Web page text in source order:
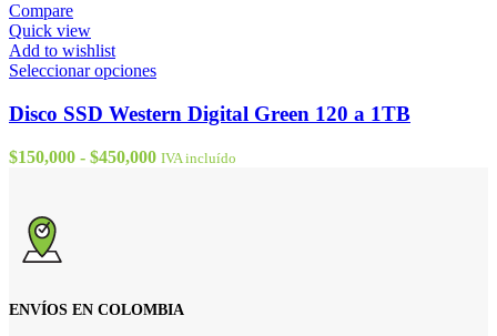
Compare
Quick view
Add to wishlist
Seleccionar opcionesEste
tiene
múltiples
variantes.
Las
página
Disco SSD Western Digital Green 120 a 1TB
$150,000 - $450,000Rango
IVA incluído
ENVÍOS EN COLOMBIA